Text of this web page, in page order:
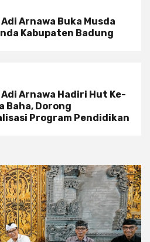
Arnawa Buka Musda
Kabupaten Badung
Arnawa Hadiri Hut Ke-
Baha, Dorong
Program Pendidikan